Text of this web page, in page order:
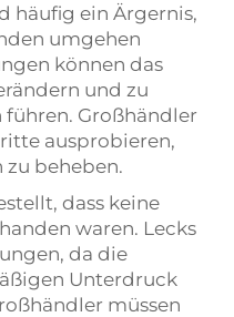
häufig ein Ärgernis,
umgehen
können das
und zu
Großhändler
ausprobieren,
beheben.
dass keine
waren. Lecks
da die
Unterdruck
müssen